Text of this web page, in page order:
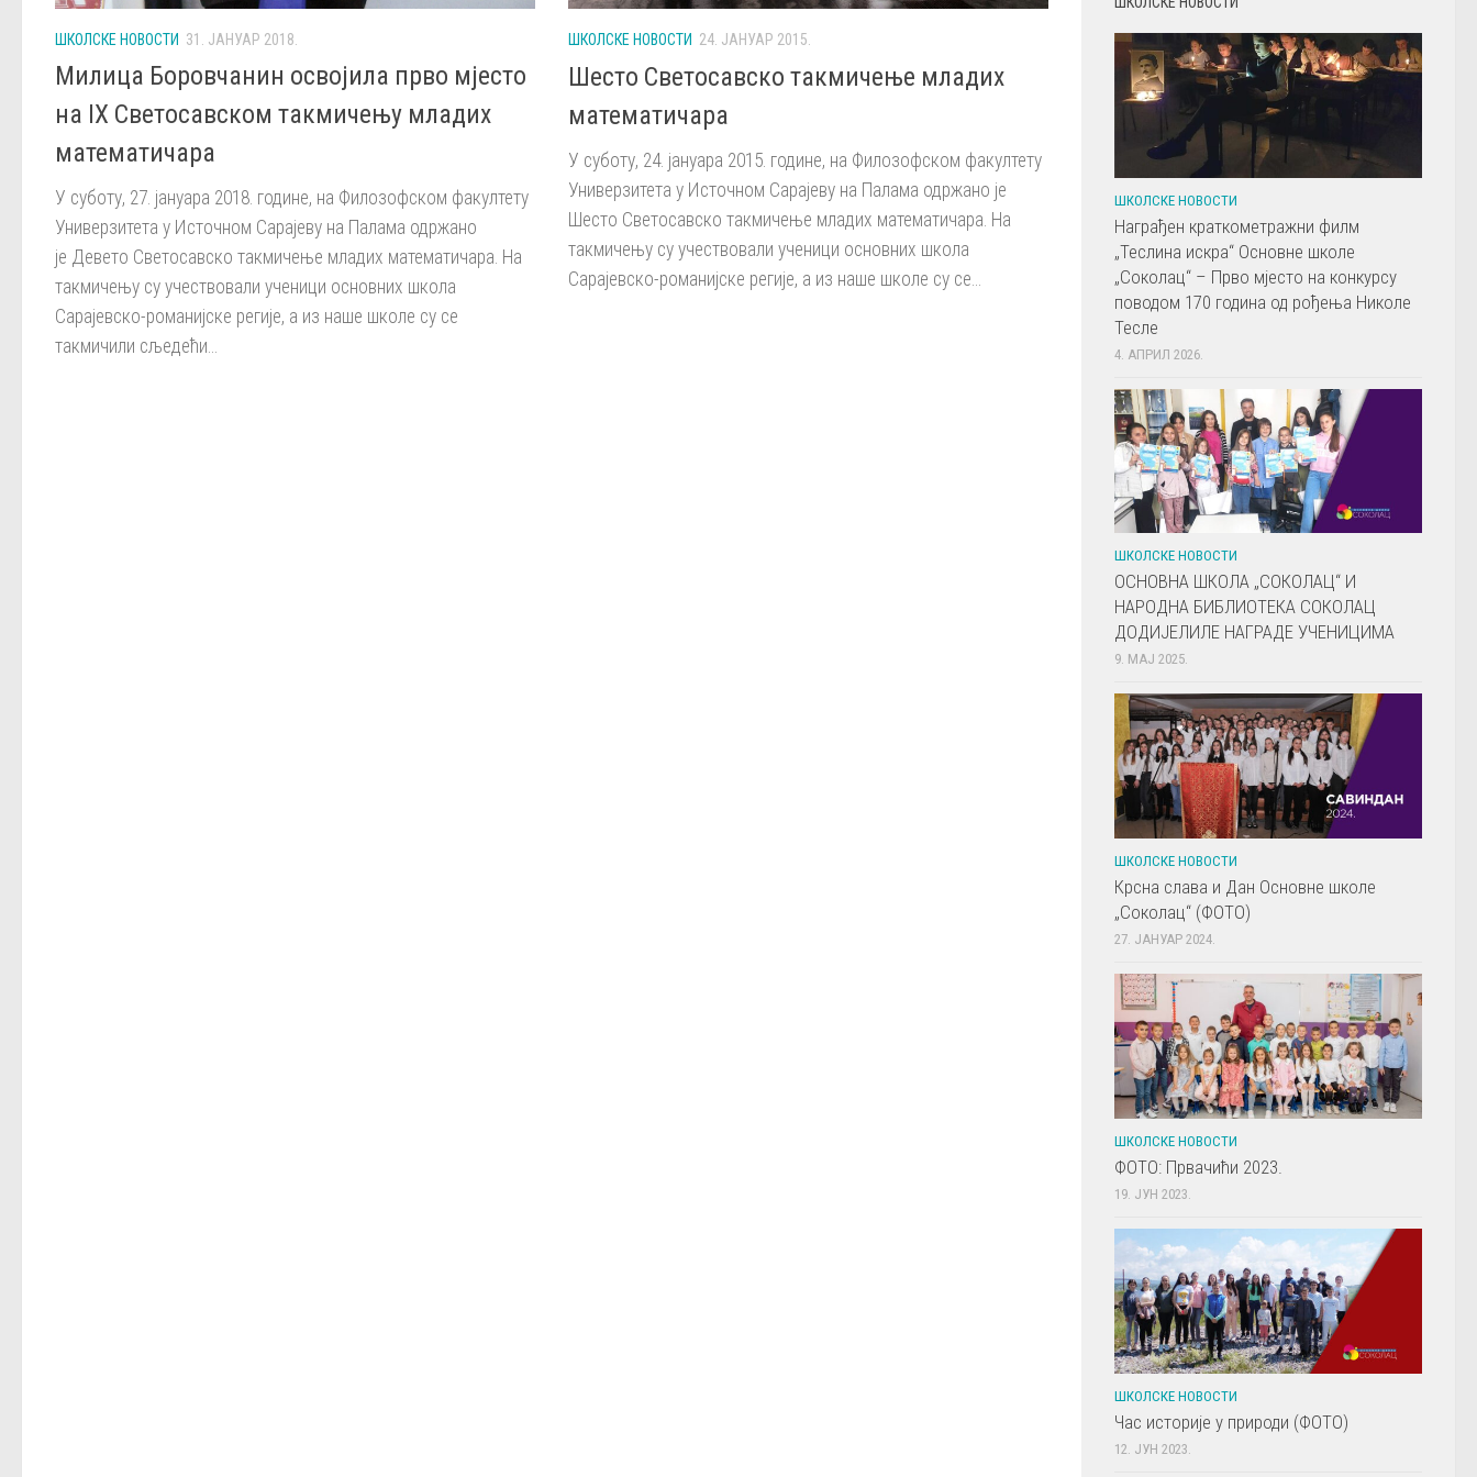
ШКОЛСКЕ НОВОСТИ 31. ЈАНУАР 2018.
Милица Боровчанин освојила прво мјесто
на IX Светосавском такмичењу младих
математичара
У суботу, 27. јануара 2018. године, на Филозофском факултету
Универзитета у Источном Сарајеву на Палама одржано
је Девето Светосавско такмичење младих математичара. На
такмичењу су учествовали ученици основних школа
Сарајевско-романијске регије, а из наше школе су се
такмичили сљедећи...
ШКОЛСКЕ НОВОСТИ 24. ЈАНУАР 2015.
Шесто Светосавско такмичење младих
математичара
У суботу, 24. јануара 2015. године, на Филозофском факултету
Универзитета у Источном Сарајеву на Палама одржано је
Шесто Светосавско такмичење младих математичара. На
такмичењу су учествовали ученици основних школа
Сарајевско-романијске регије, а из наше школе су се...
ШКОЛСКЕ НОВОСТИ
Награђен краткометражни филм
„Теслина искра“ Основне школе
„Соколац“ – Прво мјесто на конкурсу
поводом 170 година од рођења Николе
Тесле
4. АПРИЛ 2026.
ШКОЛСКЕ НОВОСТИ
ОСНОВНА ШКОЛА „СОКОЛАЦ“ И
НАРОДНА БИБЛИОТЕКА СОКОЛАЦ
ДОДИЈЕЛИЛЕ НАГРАДЕ УЧЕНИЦИМА
9. МАЈ 2025.
ШКОЛСКЕ НОВОСТИ
Крсна слава и Дан Основне школе
„Соколац“ (ФОТО)
27. ЈАНУАР 2024.
ШКОЛСКЕ НОВОСТИ
ФОТО: Првачићи 2023.
19. ЈУН 2023.
ШКОЛСКЕ НОВОСТИ
Час историје у природи (ФОТО)
12. ЈУН 2023.